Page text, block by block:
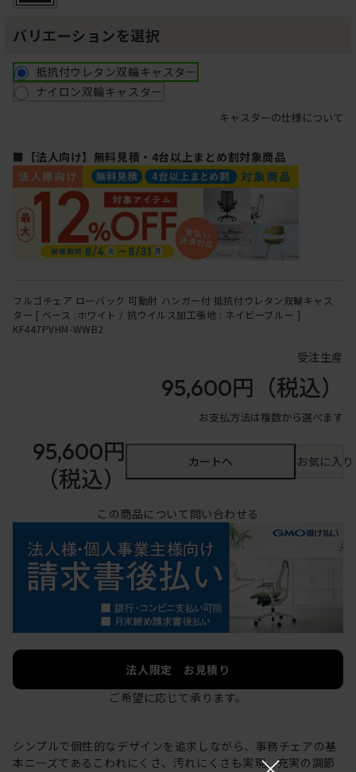
バリエーションを選択
抵抗付ウレタン双輪キャスター
ナイロン双輪キャスター
キャスターの仕様について
■【法人向け】無料見積・4台以上まとめ割対象商品
フルゴチェア ローバック 可動肘 ハンガー付 抵抗付ウレタン双輪キャス
ター [ ベース :ホワイト / 抗ウイルス加工張地 : ネイビーブルー ]
KF447PVHM-WWB2
受注生産
95,600円 （税込）
お支払方法は複数から選べます
95,600円
（税込）
カートへ お気に入
この商品について問い合わせる
法人限定 お見積り
ご希望に応じて承ります。
シンプルで個性的なデザインを追求しながら、事務チェアの基
本ニーズであるこわれにくさ、汚れにくさも実現。充実の調節